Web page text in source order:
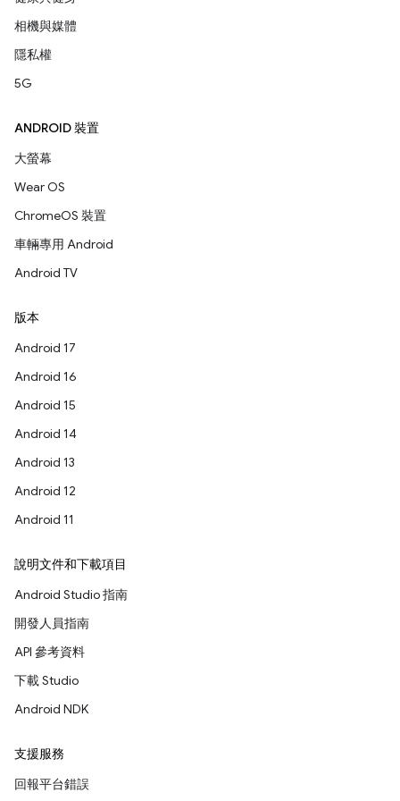
相機與媒體
隱私權
5G
ANDROID 裝置
大螢幕
Wear OS
ChromeOS 裝置
車輛專用 Android
Android TV
版本
Android 17
Android 16
Android 15
Android 14
Android 13
Android 12
Android 11
說明文件和下載項目
Android Studio 指南
開發人員指南
API 參考資料
下載 Studio
Android NDK
支援服務
回報平台錯誤